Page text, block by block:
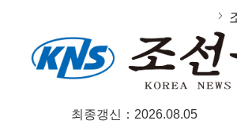
최종갱신：2026.08.05